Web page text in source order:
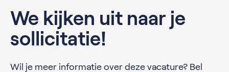
We kijken uit naar je
sollicitatie!
Wil je meer informatie over deze vacature? Bel